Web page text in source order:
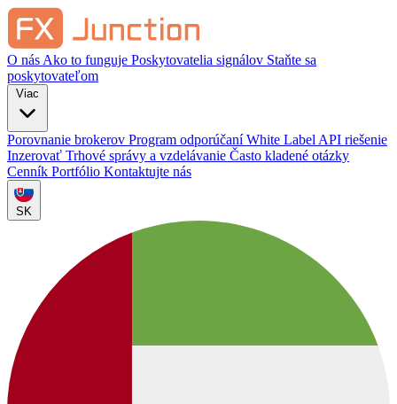
O nás Ako to funguje Poskytovatelia signálov Staňte sa
poskytovateľom
Porovnanie brokerov Program odporúčaníWhite Label API riešenie
Inzerovať Trhové správy a vzdelávanie Často kladené otázky
Cenník Portfólio Kontaktujte nás
SK